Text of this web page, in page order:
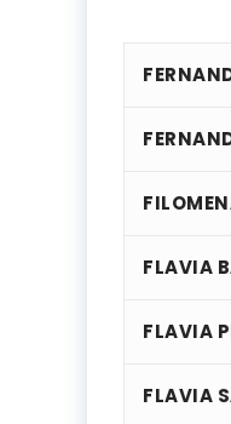
FLAVIA
FLAVIA
FLAVIA